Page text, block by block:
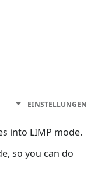
EINSTELLUNGEN
into LIMP mode.
so you can do